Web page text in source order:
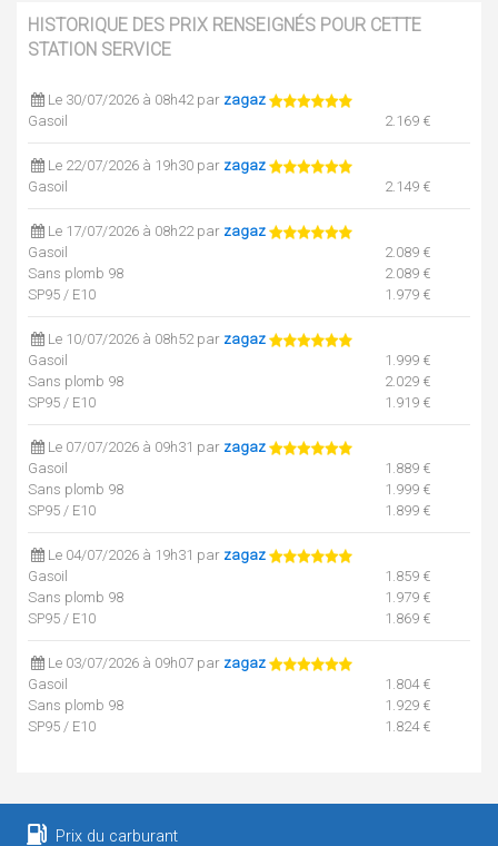
HISTORIQUE DES PRIX RENSEIGNÉS POUR CETTE
STATION SERVICE
Le 30/07/2026 à 08h42 par zagaz
Gasoil
2.169 €
Le 22/07/2026 à 19h30 par zagaz
Gasoil
2.149 €
Le 17/07/2026 à 08h22 par zagaz
Gasoil
2.089 €
Sans plomb 98
2.089 €
SP95 / E10
1.979 €
Le 10/07/2026 à 08h52 par zagaz
Gasoil
1.999 €
Sans plomb 98
2.029 €
SP95 / E10
1.919 €
Le 07/07/2026 à 09h31 par zagaz
Gasoil
1.889 €
Sans plomb 98
1.999 €
SP95 / E10
1.899 €
Le 04/07/2026 à 19h31 par zagaz
Gasoil
1.859 €
Sans plomb 98
1.979 €
SP95 / E10
1.869 €
Le 03/07/2026 à 09h07 par zagaz
Gasoil
1.804 €
Sans plomb 98
1.929 €
SP95 / E10
1.824 €
SP95 / E10
Prix du carburant